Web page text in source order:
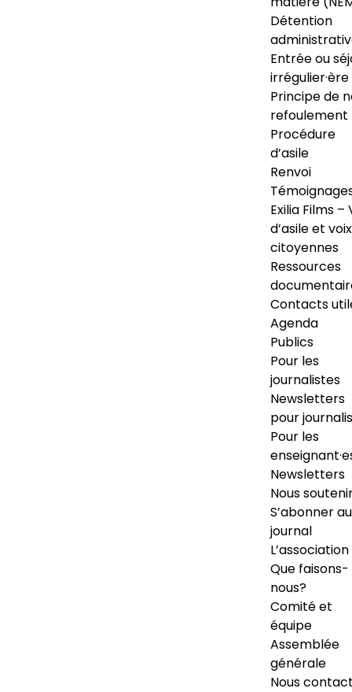
Détention
Entrée ou
irrégulier·ère
Principe de
refoulement
Procédure
d’asile
Renvoi
Exilia Films –
d’asile et voix
citoyennes
Ressources
Contacts
Agenda
Publics
Pour les
journalistes
Newsletters
pour
Pour les
Newsletters
Nous
S’abonner au
journal
L’association
Que faisons-
nous?
Comité et
équipe
Assemblée
générale
Nous